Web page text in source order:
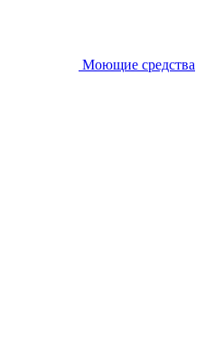
Моющие средства